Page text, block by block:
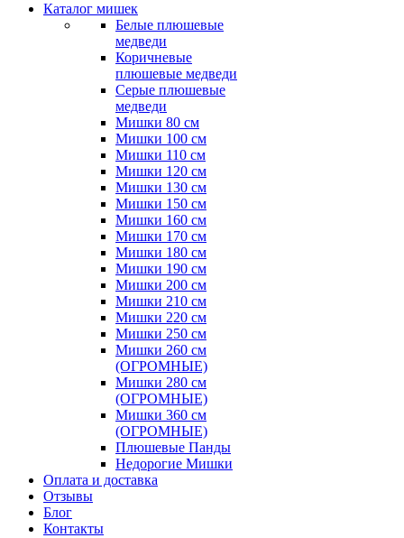
Каталог мишек
Белые плюшевые
медведи
Коричневые
плюшевые медведи
Серые плюшевые
медведи
Мишки 80 см
Мишки 100 см
Мишки 110 см
Мишки 120 см
Мишки 130 см
Мишки 150 см
Мишки 160 см
Мишки 170 см
Мишки 180 см
Мишки 190 см
Мишки 200 см
Мишки 210 см
Мишки 220 см
Мишки 250 см
Мишки 260 см
(ОГРОМНЫЕ)
Мишки 280 см
(ОГРОМНЫЕ)
Мишки 360 см
(ОГРОМНЫЕ)
Плюшевые Панды
Недорогие Мишки
Оплата и доставка
Отзывы
Блог
Контакты